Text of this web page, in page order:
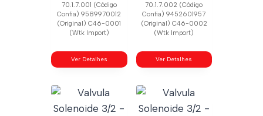
70.1.7.001 (Código
Confia) 9589970012
(Original) C46-0001
(Wtk Import)
Ver Detalhes
70.1.7.002 (Código
Confia) 9452601957
(Original) C46-0002
(Wtk Import)
Ver Detalhes